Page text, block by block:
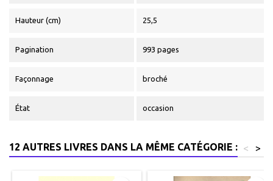
Hauteur (cm) 25,5
Pagination 993 pages
Façonnage broché
État occasion
12 AUTRES LIVRES DANS LA MÊME CATÉGORIE : >
<